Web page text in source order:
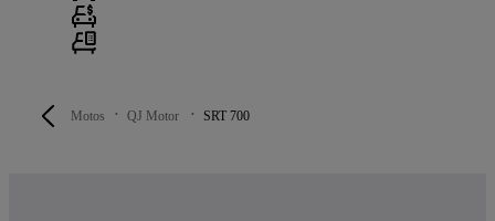
Motos QJ Motor SRT 700